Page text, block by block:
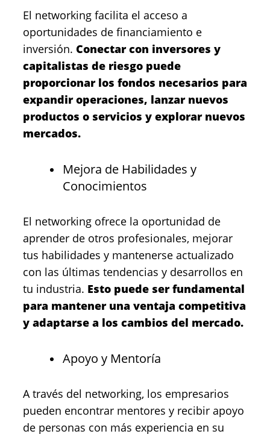
El networking facilita el acceso a
oportunidades de financiamiento e
inversión. Conectar con inversores y
capitalistas de riesgo puede
proporcionar los fondos necesarios para
expandir operaciones, lanzar nuevos
productos o servicios y explorar nuevos
mercados.
Mejora de Habilidades y
Conocimientos
El networking ofrece la oportunidad de
aprender de otros profesionales, mejorar
tus habilidades y mantenerse actualizado
con las últimas tendencias y desarrollos en
tu industria. Esto puede ser fundamental
para mantener una ventaja competitiva
y adaptarse a los cambios del mercado.
Apoyo y Mentoría
A través del networking, los empresarios
pueden encontrar mentores y recibir apoyo
de personas con más experiencia en su